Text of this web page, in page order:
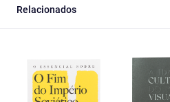
Relacionados